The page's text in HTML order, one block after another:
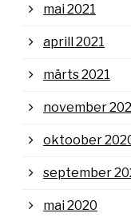
mai 2021
aprill 2021
märts 2021
november
oktoober
september
mai 2020